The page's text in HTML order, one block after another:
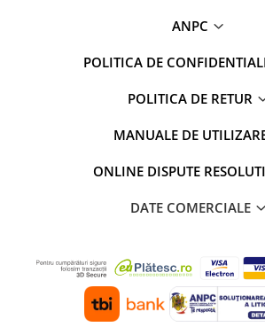
ANPC
POLITICA DE
POLITICA DE RETUR
MANUALE DE
ONLINE DISPUTE
DATE COMERCIALE